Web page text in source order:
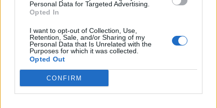
Personal Data for Targeted Advertising.
Opted In
I want to opt-out of Collection, Use,
Retention, Sale, and/or Sharing of my
Personal Data that Is Unrelated with the
Purposes for which it was collected.
Opted Out
CONFIRM
ΠΕΡΙΣΣΌΤΕΡΑ ΣΕ ΑΥΤΉ ΤΗΝ ΚΑΤΗΓΟΡΊΑ